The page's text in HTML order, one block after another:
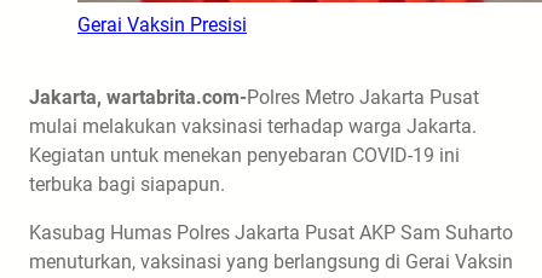
Gerai Vaksin Presisi
Jakarta, wartabrita.com-Polres Metro Jakarta Pusat
mulai melakukan vaksinasi terhadap warga Jakarta.
Kegiatan untuk menekan penyebaran COVID-19 ini
terbuka bagi siapapun.
Kasubag Humas Polres Jakarta Pusat AKP Sam Suharto
menuturkan, vaksinasi yang berlangsung di Gerai Vaksin